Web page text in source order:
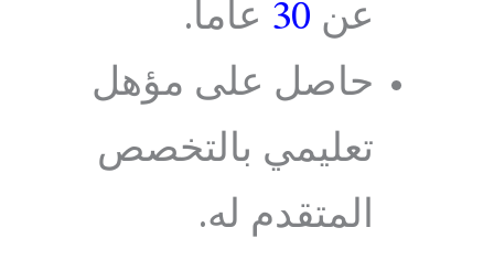
عن 30 عاما.
حاصل على مؤهل
تعليمي بالتخصص
المتقدم له.